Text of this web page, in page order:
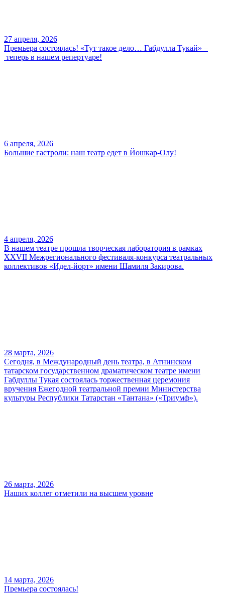
27 апреля, 2026
Премьера состоялась! «Тут такое дело… Габдулла Тукай» –
теперь в нашем репертуаре!
6 апреля, 2026
Большие гастроли: наш театр едет в Йошкар-Олу!
4 апреля, 2026
В нашем театре прошла творческая лаборатория в рамках
XXVII Межрегионального фестиваля-конкурса театральных
коллективов «Идел-йорт» имени Шамиля Закирова.
28 марта, 2026
Сегодня, в Международный день театра, в Атнинском
татарском государственном драматическом театре имени
Габдуллы Тукая состоялась торжественная церемония
вручения Ежегодной театральной премии Министерства
культуры Республики Татарстан «Тантана» («Триумф»).
26 марта, 2026
Наших коллег отметили на высшем уровне
14 марта, 2026
Премьера состоялась!